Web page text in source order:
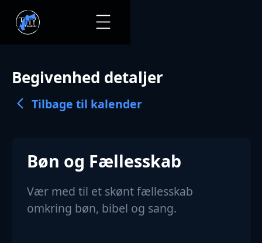
Begivenhed detaljer
Tilbage til kalender
Bøn og Fællesskab
Vær med til et skønt fællesskab
omkring bøn, bibel og sang.